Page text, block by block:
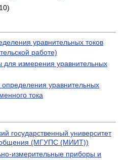
уравнительных токов
работе)
для измерения уравнительных
определения уравнительных
тока
государственный университет
(МГУПС (МИИТ))
измерительные приборы и